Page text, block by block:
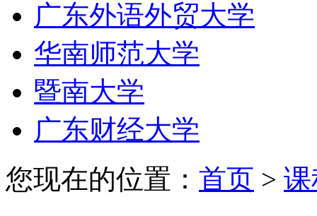
广东外语外贸大学
华南师范大学
暨南大学
广东财经大学
您现在的位置： 首页 >